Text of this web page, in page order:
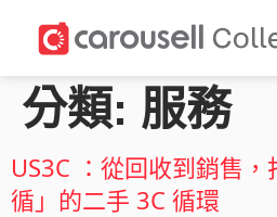
分類: 服務
US3C ：從回收到銷售
循」的二手 3C 循環